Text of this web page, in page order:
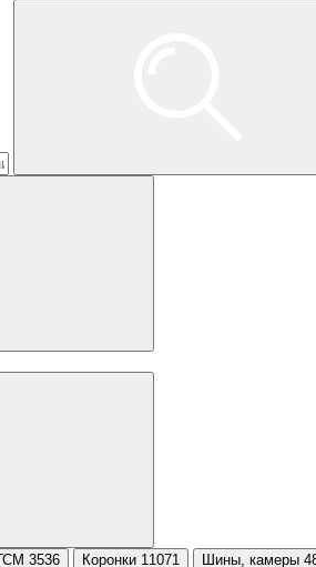
3536 Коронки 11071 Шины, камеры